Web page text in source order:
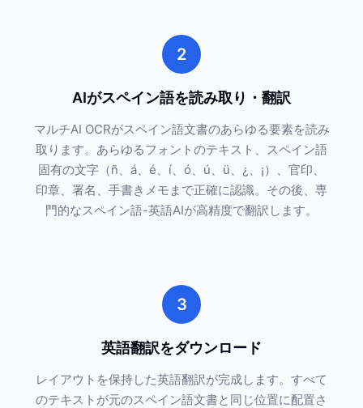
2
AIがスペイン語を読み取り・翻訳
マルチAI OCRがスペイン語文書のあらゆる要素を読み
取ります。あらゆるフォントのテキスト、スペイン語
固有の文字（ñ、á、é、í、ó、ú、ü、¿、¡）、官印、
印章、署名、手書きメモまで正確に認識。その後、専
門的なスペイン語-英語AIが高精度で翻訳します。
3
英語翻訳をダウンロード
レイアウトを保持した英語翻訳が完成します。すべて
のテキストが元のスペイン語文書と同じ位置に配置さ